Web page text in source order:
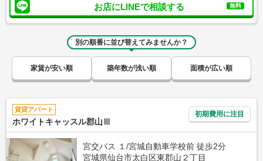
お店にLINEで相談する 無料
別の順番に並び替えてみませんか？
家賃が安い順 築年数が浅い順 面積が広い順
賃貸アパート
ホワイトキャッスル郡山Ⅲ
初期費用に注目
宮交バス １/宮城自動車学校前 徒歩2分
宮城県仙台市太白区東郡山２丁目